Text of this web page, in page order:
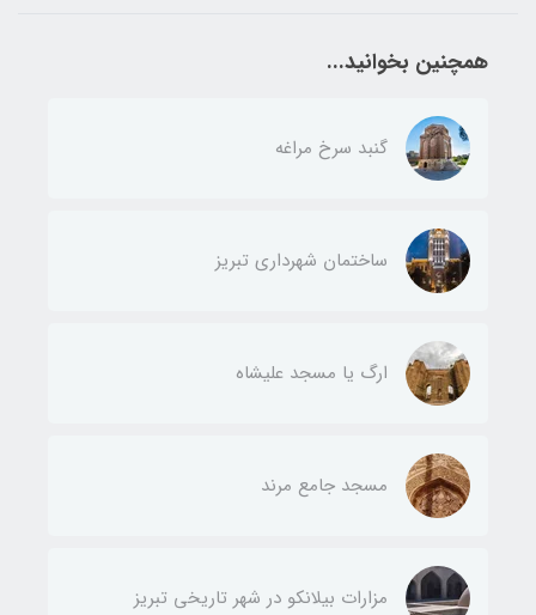
همچنین بخوانید...
گنبد سرخ مراغه
ساختمان شهرداری تبریز
ارگ یا مسجد علیشاه
مسجد جامع مرند
مزارات بیلانکو در شهر تاریخی تبریز